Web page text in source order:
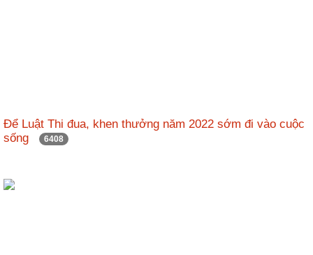
Để Luật Thi đua, khen thưởng năm 2022 sớm đi vào cuộc
sống
6408